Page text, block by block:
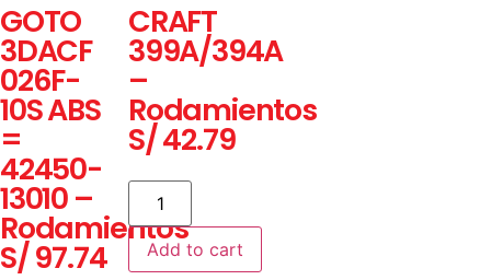
GOTO
3DACF
026F-
10S ABS
=
42450-
13010 –
Rodamientos
S/97.74
CRAFT
399A/394A
–
Rodamientos
S/42.79
Add to cart